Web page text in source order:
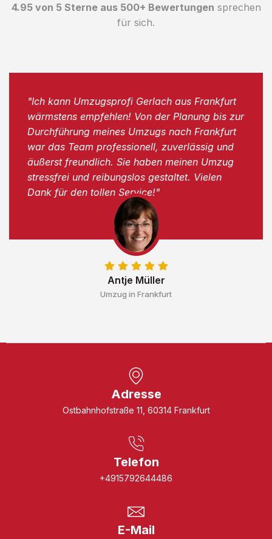
4.95 von 5 Sterne aus 500+ Bewertungen sprechen
für sich.
Antje Müller
Umzug in Frankfurt
"Ich kann Umzugsprofi Gerlach aus Frankfurt
wärmstens empfehlen! Von der Planung bis zur
Durchführung meines Umzugs nach Frankfurt
war das Team professionell, zuverlässig und
äußerst freundlich. Sie haben meinen Umzug
stressfrei und reibungslos gestaltet. Vielen
Dank für den tollen Service!"
Adresse
Ostbahnhofstraße 11, 60314 Frankfurt
Telefon
+4915792644486
E-Mail